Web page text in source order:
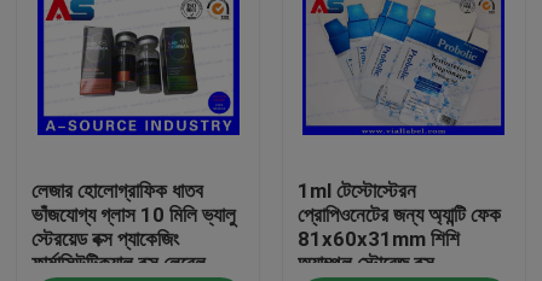
লেজার হোলোগ্রাফিক ধাতব
ভাঁজযোগ্য গ্লাস 10 মিলি ভ্যালু
স্টেরয়েড বক্স প্যাকেজিং
ফার্মাসিউটিক্যাল বক্স লেবেল
1ml টেস্টোস্টেরন
প্রোপিওনেটের জন্য অ্যান্টি ফেক
81x60x31mm শিশি
অ্যাম্পুল স্টোরেজ বক্স